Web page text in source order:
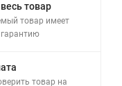
товар
товар имеет
товар на